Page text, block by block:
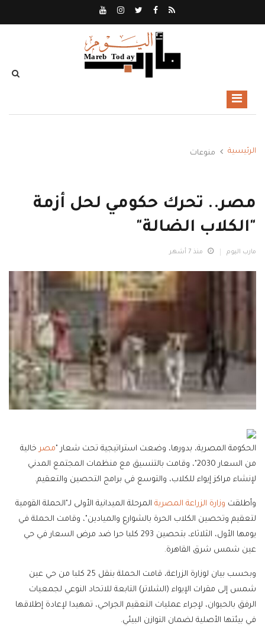
الرئيسية منوعات
مصر.. تحرك حكومي لحل أزمة
"الكلاب الضالة"
مارب اليوم منذ 7 أشهر
الحكومة المصرية، بدورها، وضعت استراتيجية تحت شعار "مصرخالية
من السعار 2030"، وقامت بالتنسيق مع منظمات المجتمع المدني
لإنشاء مراكز إيواء للكلاب، والتوسع في برامج التحصين والتعقيم.
وأطلقت وزارة الزراعة المصرية المرحلة الميدانية الأولى لـ"الحملة القومية
لتعقيم وتحصين الكلاب الحرة بالشوارع والميادين"، وقامت الحملة في
يومها الأول، الثلاثاء، بتحصين 293 كلبا حرا ضد مرض السعار في حي
عين شمس شرق القاهرة.
وبحسب بيان لوزارة الزراعة، قامت الحملة بنقل 25 كلبا من حي عين
شمس إلى مقرات الإيواء (الشلاتر) التابعة للاتحاد النوعي لجمعيات
الرفق بالحيوان، لإجراء عمليات التعقيم الجراحي، تمهيدا لإعادة إطلاقها
في بيئتها الأصلية لضمان التوازن البيئي.